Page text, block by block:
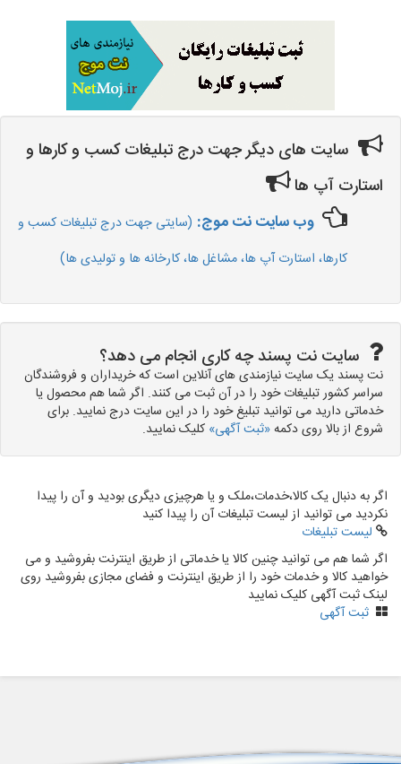
سایت های دیگر جهت درج تبلیغات کسب و کارها و
استارت آپ ها
وب سایت نت موج: (سایتی جهت درج تبلیغات کسب و
کارها، استارت آپ ها، مشاغل ها، کارخانه ها و تولیدی ها)
سایت نت پسند چه کاری انجام می دهد؟
نت پسند یک سایت نیازمندی های آنلاین است که خریداران و فروشندگان
سراسر کشور تبلیغات خود را در آن ثبت می کنند. اگر شما هم محصول یا
خدماتی دارید می توانید تبلیغ خود را در این سایت درج نمایید. برای
شروع از بالا روی دکمه«ثبت آگهی» کلیک نمایید.
اگر به دنبال یک کالا،خدمات،ملک و یا هرچیزی دیگری بودید و آن را پیدا
نکردید می توانید از لیست تبلیغات آن را پیدا کنید
لیست تبلیغات
اگر شما هم می توانید چنین کالا یا خدماتی از طریق اینترنت بفروشید و می
خواهید کالا و خدمات خود را از طریق اینترنت و فضای مجازی بفروشید روی
لینک ثبت آگهی کلیک نمایید
ثبت آگهی